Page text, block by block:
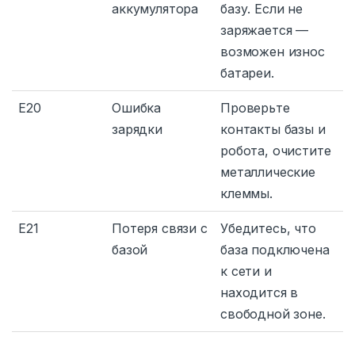
аккумулятора
базу. Если не
заряжается —
возможен износ
батареи.
E20
Ошибка
зарядки
Проверьте
контакты базы и
робота, очистите
металлические
клеммы.
E21
Потеря связи с
базой
Убедитесь, что
база подключена
к сети и
находится в
свободной зоне.